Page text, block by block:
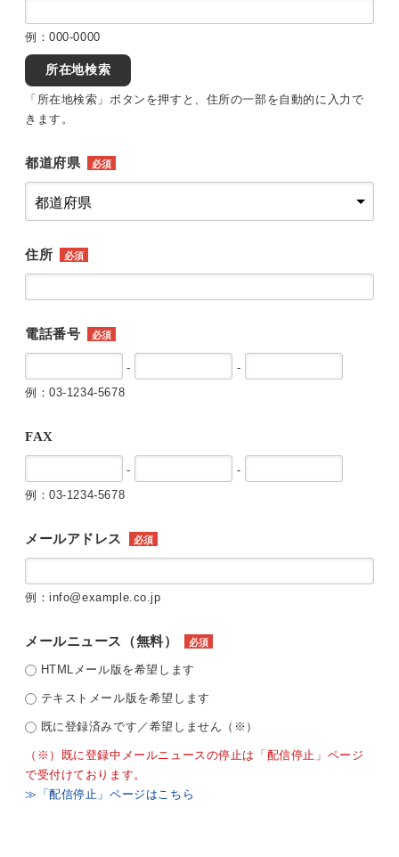
例：000-0000
所在地検索
「所在地検索」ボタンを押すと、住所の一部を自動的に入力で
きます。
都道府県 必須
住所 必須
電話番号 必須
-
-
例：03-1234-5678
FAX
-
-
例：03-1234-5678
メールアドレス 必須
例：info@example.co.jp
メールニュース（無料） 必須
HTMLメール版を希望します
テキストメール版を希望します
既に登録済みです／希望しません（※）
（※）既に登録中メールニュースの停止は「配信停止」ページ
で受付けております。
≫「配信停止」ページはこちら